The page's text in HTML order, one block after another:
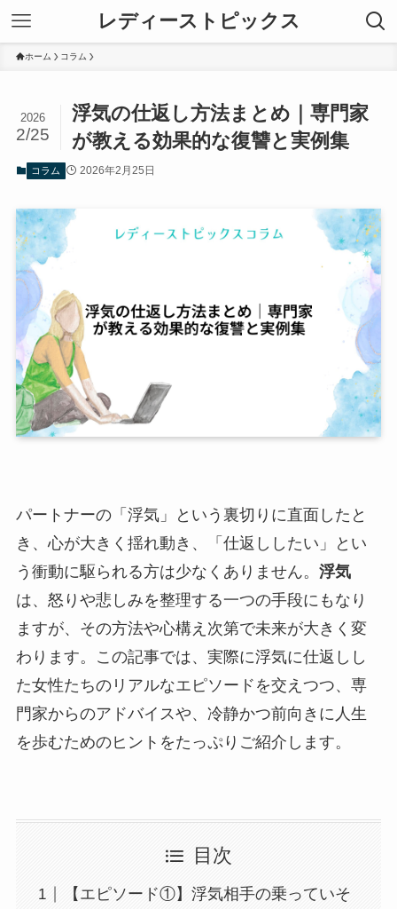
レディーストピックス
ホーム コラム
浮気の仕返し方法まとめ｜専門家
が教える効果的な復讐と実例集
2026
2/25
コラム 2026年2月25日
パートナーの「浮気」という裏切りに直面したと
き、心が大きく揺れ動き、「仕返ししたい」とい
う衝動に駆られる方は少なくありません。 浮気
は、怒りや悲しみを整理する一つの手段にもなり
ますが、その方法や心構え次第で未来が大きく変
わります。この記事では、実際に浮気に仕返しし
た女性たちのリアルなエピソードを交えつつ、専
門家からのアドバイスや、冷静かつ前向きに人生
を歩むためのヒントをたっぷりご紹介します。
目次
【エピソード①】浮気相手の乗っていそ